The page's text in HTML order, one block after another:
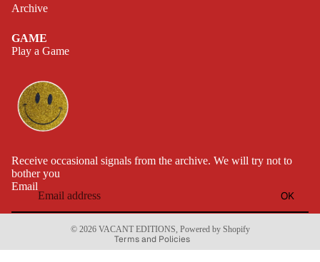
Archive
GAME
Play a Game
Receive occasional signals from the archive. We will try not to
bother you
Email
OK
© 2026 VACANT EDITIONS, Powered by Shopify
Terms and Policies
Refund policy
Shipping policy
Contact information